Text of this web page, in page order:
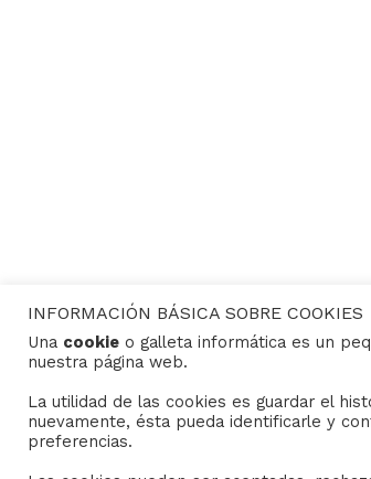
CONTACTO
Consejo General de Hermandades y
C/ San Gregorio 26. 41004- Sevilla
INFORMACIÓN BÁSICA SOBRE COOKIES
Una cookie o galleta informática es un
nuestra página web.
La utilidad de las cookies es guardar el
nuevamente, ésta pueda identificarle y
preferencias.